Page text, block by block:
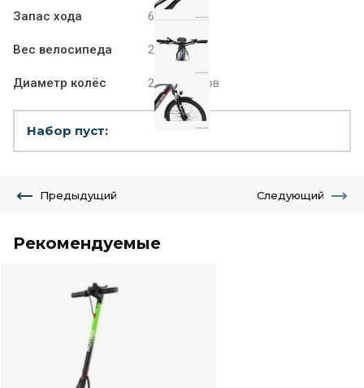
Запас хода 60 км
Вес велосипеда 23 кг
Диаметр колёс 27.5 дюймов
Набор пуст:
Предыдущий Следующий
Рекомендуемые